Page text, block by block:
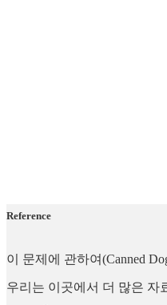
Reference
이 문제에 관하여(Canned
우리는 이곳에서 더 많은 자